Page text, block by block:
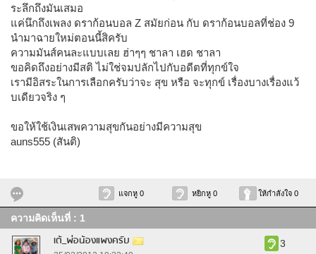
ระลึกถึงมันเสมอ
แค่นึกถึงเพลง ดราก้อนบอล Z สมัยก่อน กับ ดราก้อนบอลที่ช่อง 9
นำมาฉายใหม่ตอนนี้สิครับ
ความมันส์คนละแบบเลย ฮ่าๆๆ ชาลา เฮด ชาลา
ขอคิดถึงอย่างมีสติ ไม่ใช่จมปลักไปกับอดีตที่ทุกข์ใจ
เรามีอิสระในการเลือกครับว่าจะ สุข หรือ จะทุกข์ เรื่องบางเรื่องแว้
บเดียวจริง ๆ
ขอให้ใช้เงินเสพความสุขกันอย่างมีความสุข
auns555 (สันติ)
แจกหู 0 หยิกหู 0 ให้กำลังใจ 0
ความคิดเห็นที่ : 1
เต้_พ่อน้องแพงครับ 3